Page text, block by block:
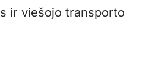
ir viešojo transporto